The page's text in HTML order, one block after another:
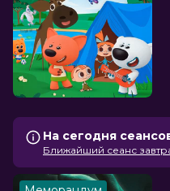
На сегодня
Ближайший сеанс